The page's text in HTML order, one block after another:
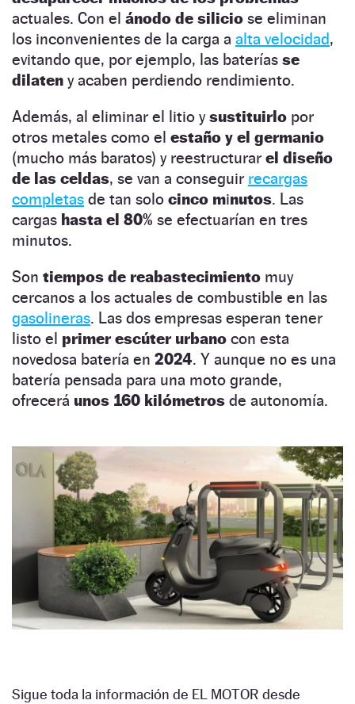
actuales. Con el ánodo de silicio se eliminan
los inconvenientes de la carga a alta velocidad,
evitando que, por ejemplo, las baterías se
dilaten y acaben perdiendo rendimiento.
Además, al eliminar el litio ysustituirlo por
otros metales como el estaño y el germanio
(mucho más baratos) y reestructurar el diseño
de las celdas, se van a conseguir recargas
completas de tan solo cinco minutos. Las
cargas hasta el 80% se efectuarían en tres
minutos.
Son tiempos de reabastecimiento muy
cercanos a los actuales de combustible en las
gasolineras. Las dos empresas esperan tener
listo el primer escúter urbano con esta
novedosa batería en 2024. Y aunque no es una
batería pensada para una moto grande,
ofrecerá unos 160 kilómetros de autonomía.
Sigue toda la información de EL MOTOR desde